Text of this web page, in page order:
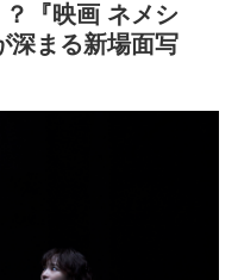
『映画 ネメシ
深まる新場面写